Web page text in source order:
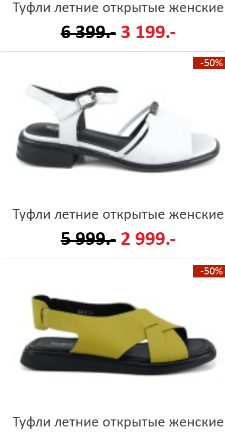
Туфли летние открытые женские
6 399.- 3 199.-
-50%
Туфли летние открытые женские
5 999.- 2 999.-
-50%
Туфли летние открытые женские